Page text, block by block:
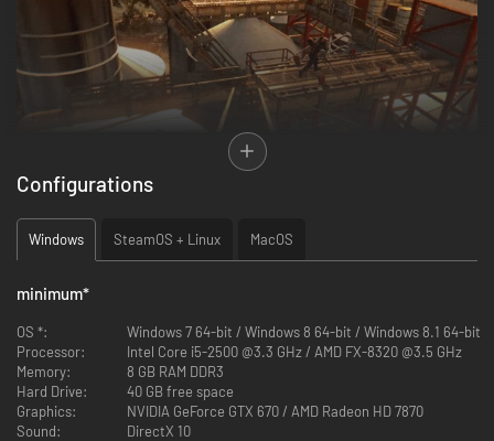
buggy's. Verander ze in dodelijke wapens en ontdek het geheim achter de
mysterieuze sekte Kinderen van de Zon.
THE BOZAK HORDE
Ga het stadion binnen, de bekendste plek in Harran, en stort jezelf in de
Configurations
Windows SteamOS + Linux MacOS
minimum*
OS *:
Windows 7 64-bit / Windows 8 64-bit / Windows 8.1 64-bit
Processor:
Intel Core i5-2500 @3.3 GHz / AMD FX-8320 @3.5 GHz
Memory:
8 GB RAM DDR3
Hard Drive:
40 GB free space
Graphics:
NVIDIA GeForce GTX 670 / AMD Radeon HD 7870
Sound:
DirectX 10